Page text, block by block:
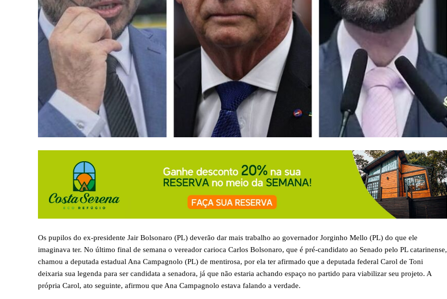
Os pupilos do ex-presidente Jair Bolsonaro (PL) deverão dar mais trabalho ao governador Jorginho Mello (PL) do que ele
imaginava ter. No último final de semana o vereador carioca Carlos Bolsonaro, que é pré-candidato ao Senado pelo PL catarinense,
chamou a deputada estadual Ana Campagnolo (PL) de mentirosa, por ela ter afirmado que a deputada federal Carol de Toni
deixaria sua legenda para ser candidata a senadora, já que não estaria achando espaço no partido para viabilizar seu projeto. A
própria Carol, ato seguinte, afirmou que Ana Campagnolo estava falando a verdade.